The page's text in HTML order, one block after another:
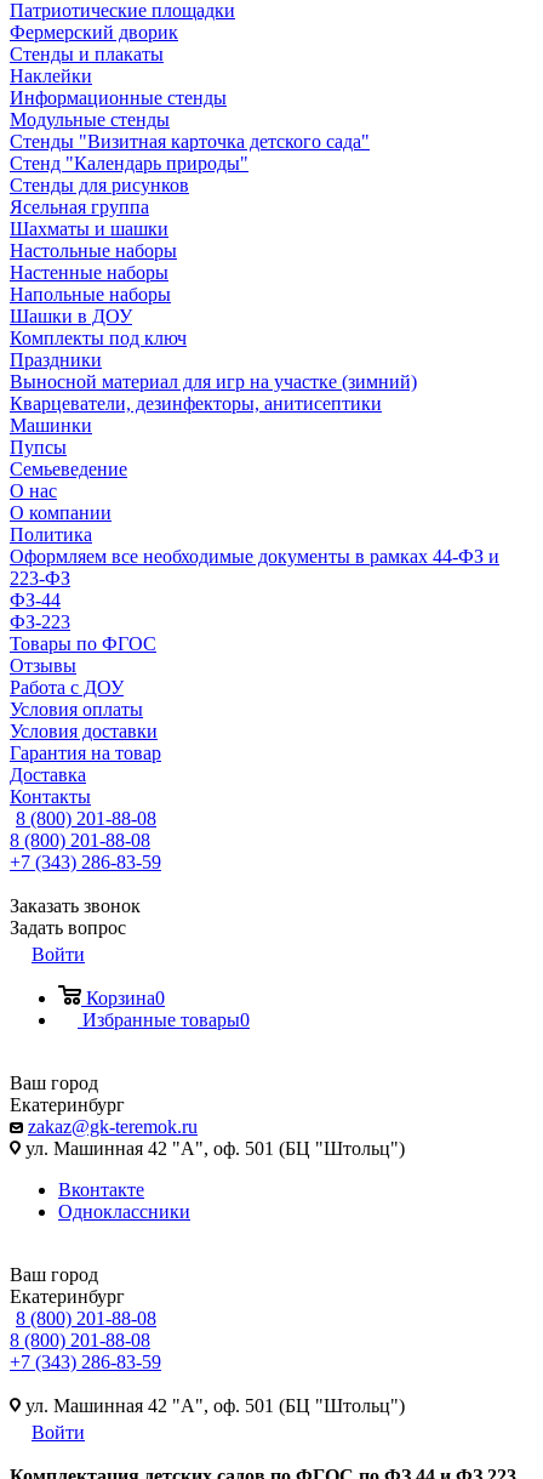
Патриотические площадки
Фермерский дворик
Стенды и плакаты
Наклейки
Информационные стенды
Модульные стенды
Стенды "Визитная карточка детского сада"
Стенд "Календарь природы"
Стенды для рисунков
Ясельная группа
Шахматы и шашки
Настольные наборы
Настенные наборы
Напольные наборы
Шашки в ДОУ
Комплекты под ключ
Праздники
Выносной материал для игр на участке (зимний)
Кварцеватели, дезинфекторы, анитисептики
Машинки
Пупсы
Семьеведение
О нас
О компании
Политика
Оформляем все необходимые документы в рамках 44-ФЗ и
223-ФЗ
ФЗ-44
ФЗ-223
Товары по ФГОС
Отзывы
Работа с ДОУ
Условия оплаты
Условия доставки
Гарантия на товар
Доставка
Контакты
8 (800) 201-88-08
8 (800) 201-88-08
+7 (343) 286-83-59
Заказать звонок
Задать вопрос
Войти
Корзина0
Избранные товары0
Ваш город
Екатеринбург
zakaz@gk-teremok.ru
ул. Машинная 42 "А", оф. 501 (БЦ "Штольц")
Вконтакте
Одноклассники
Ваш город
Екатеринбург
8 (800) 201-88-08
8 (800) 201-88-08
+7 (343) 286-83-59
ул. Машинная 42 "А", оф. 501 (БЦ "Штольц")
Войти